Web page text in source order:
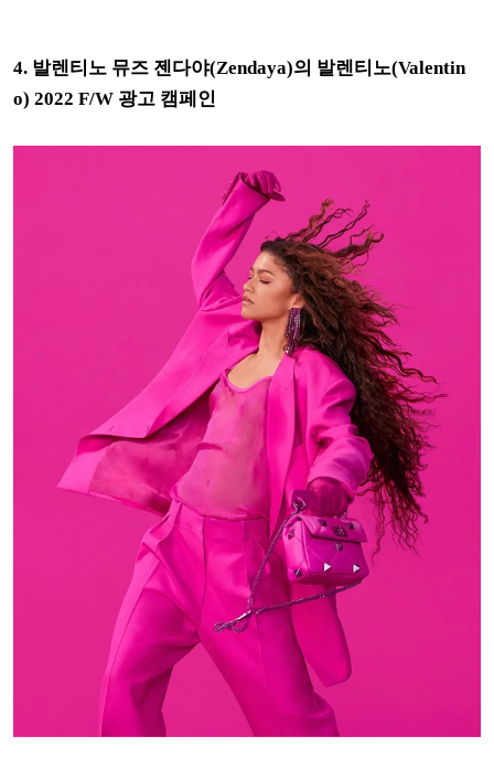
4. 발렌티노 뮤즈 젠다야(Zendaya)의 발렌티노(Valentin
o) 2022 F/W 광고 캠페인